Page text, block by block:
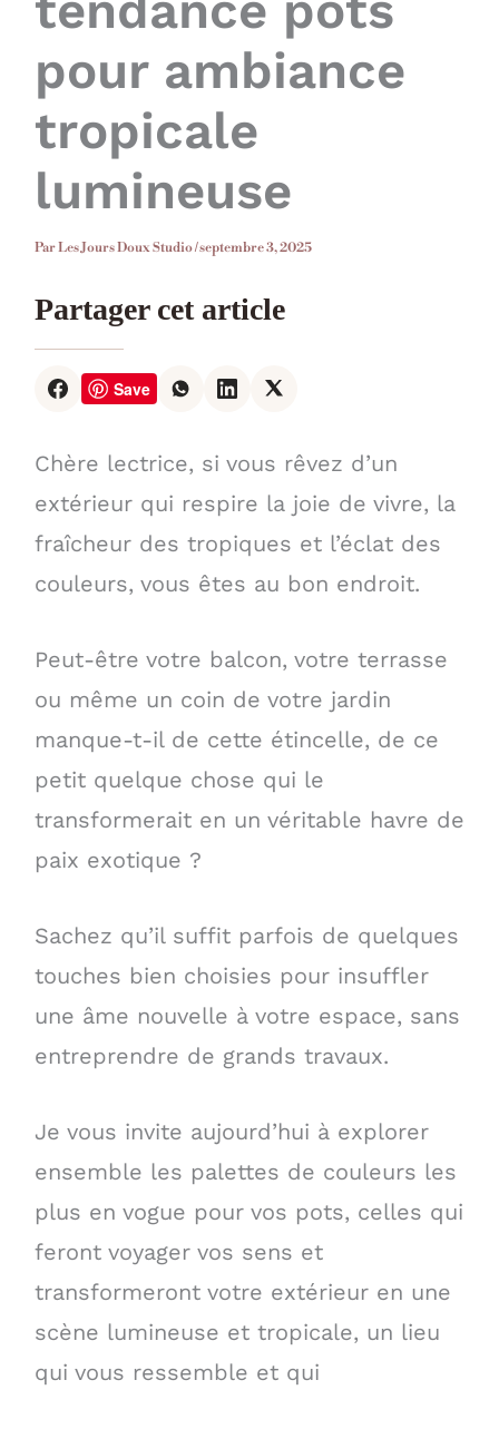
pour ambiance
tropicale
lumineuse
ParLes Jours Doux Studio/septembre 3, 2025
Partager cet article
Save
Chère lectrice, si vous rêvez d’un
extérieur qui respire la joie de vivre, la
fraîcheur des tropiques et l’éclat des
couleurs, vous êtes au bon endroit.
Peut-être votre balcon, votre terrasse
ou même un coin de votre jardin
manque-t-il de cette étincelle, de ce
petit quelque chose qui le
transformerait en un véritable havre de
paix exotique ?
Sachez qu’il suffit parfois de quelques
touches bien choisies pour insuffler
une âme nouvelle à votre espace, sans
entreprendre de grands travaux.
Je vous invite aujourd’hui à explorer
ensemble les palettes de couleurs les
plus en vogue pour vos pots, celles qui
feront voyager vos sens et
transformeront votre extérieur en une
scène lumineuse et tropicale, un lieu
qui vous ressemble et qui